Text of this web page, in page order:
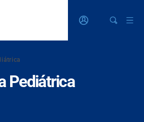
Pediátrica